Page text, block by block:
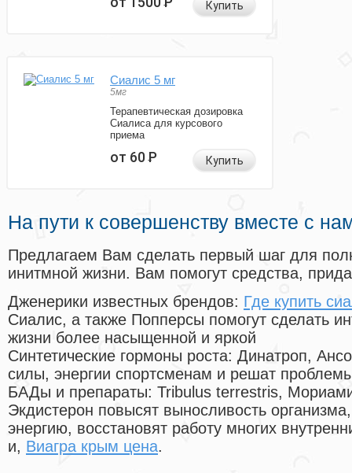
Купить
Сиалис 5 мг
5мг
Терапевтическая дозировка
Сиалиса для курсового
приема
от 60Р Купить
На пути к совершенству вместе с
Предлагаем Вам сделать первый шаг для
инитмной жизни. Вам помогут средства,
Дженерики известных брендов: Где купить
Сиалис, а также Попперсы помогут сделать
жизни более насыщенной и яркой
Синтетические гормоны роста: Динатроп,
силы, энергии спортсменам и решат
БАДы и препараты: Tribulus terrestris,
Экдистерон повысят выносливость
энергию, восстановят работу многих
и, Виагра крым цена.